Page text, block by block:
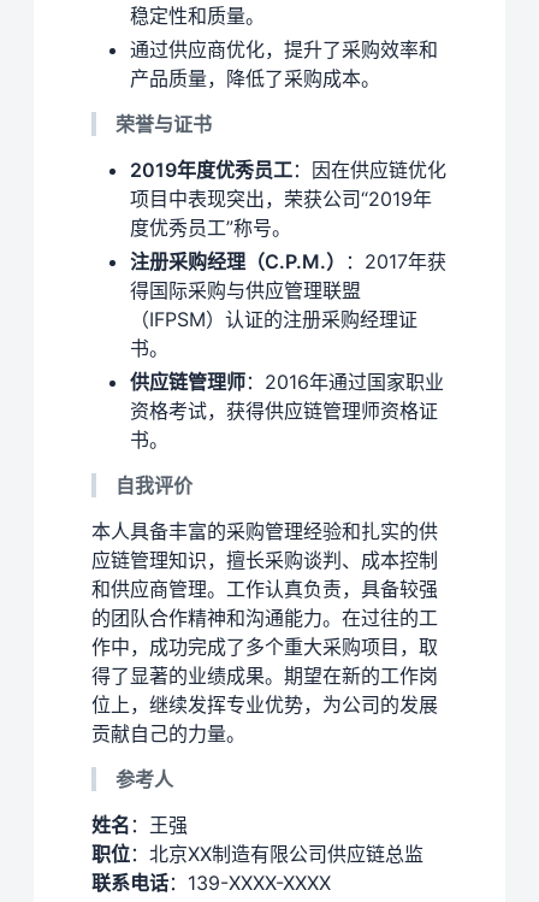
稳定性和质量。
通过供应商优化，提升了采购效率和
产品质量，降低了采购成本。
荣誉与证书
2019年度优秀员工：因在供应链优化
项目中表现突出，荣获公司“2019年
度优秀员工”称号。
注册采购经理（C.P.M.）
：2017年获
得国际采购与供应管理联盟
（IFPSM）认证的注册采购经理证
书。
供应链管理师：2016年通过国家职业
资格考试，获得供应链管理师资格证
书。
自我评价
本人具备丰富的采购管理经验和扎实的供
应链管理知识，擅长采购谈判、成本控制
和供应商管理。工作认真负责，具备较强
的团队合作精神和沟通能力。在过往的工
作中，成功完成了多个重大采购项目，取
得了显著的业绩成果。期望在新的工作岗
位上，继续发挥专业优势，为公司的发展
贡献自己的力量。
参考人
姓名 ：王强
职位：北京XX制造有限公司供应链总监
联系电话：139-XXXX-XXXX